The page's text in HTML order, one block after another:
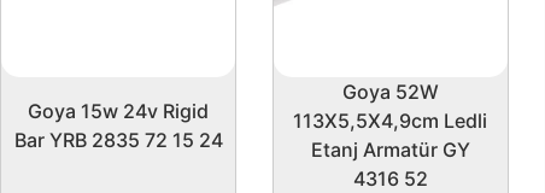
Goya 15w 24v Rigid
Bar YRB 2835 72 15 24
Goya 52W
113X5,5X4,9cm Ledli
Etanj Armatür GY
4316 52